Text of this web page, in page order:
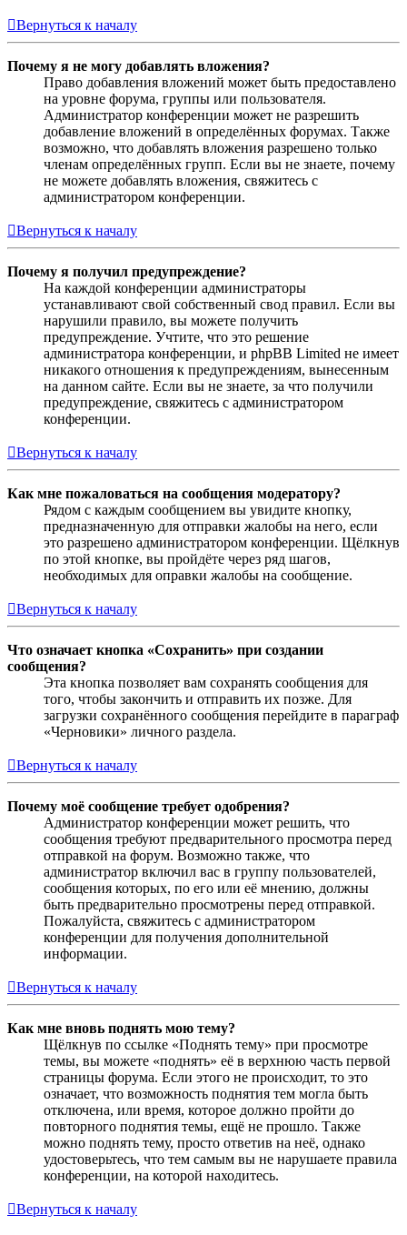
Вернуться к началу
Почему я не могу добавлять вложения?
Право добавления вложений может быть предоставлено
на уровне форума, группы или пользователя.
Администратор конференции может не разрешить
добавление вложений в определённых форумах. Также
возможно, что добавлять вложения разрешено только
членам определённых групп. Если вы не знаете, почему
не можете добавлять вложения, свяжитесь с
администратором конференции.
Вернуться к началу
Почему я получил предупреждение?
На каждой конференции администраторы
устанавливают свой собственный свод правил. Если вы
нарушили правило, вы можете получить
предупреждение. Учтите, что это решение
администратора конференции, и phpBB Limited не имеет
никакого отношения к предупреждениям, вынесенным
на данном сайте. Если вы не знаете, за что получили
предупреждение, свяжитесь с администратором
конференции.
Вернуться к началу
Как мне пожаловаться на сообщения модератору?
Рядом с каждым сообщением вы увидите кнопку,
предназначенную для отправки жалобы на него, если
это разрешено администратором конференции. Щёлкнув
по этой кнопке, вы пройдёте через ряд шагов,
необходимых для оправки жалобы на сообщение.
Вернуться к началу
Что означает кнопка «Сохранить» при создании
сообщения?
Эта кнопка позволяет вам сохранять сообщения для
того, чтобы закончить и отправить их позже. Для
загрузки сохранённого сообщения перейдите в параграф
«Черновики» личного раздела.
Вернуться к началу
Почему моё сообщение требует одобрения?
Администратор конференции может решить, что
сообщения требуют предварительного просмотра перед
отправкой на форум. Возможно также, что
администратор включил вас в группу пользователей,
сообщения которых, по его или её мнению, должны
быть предварительно просмотрены перед отправкой.
Пожалуйста, свяжитесь с администратором
конференции для получения дополнительной
информации.
Вернуться к началу
Как мне вновь поднять мою тему?
Щёлкнув по ссылке «Поднять тему» при просмотре
темы, вы можете «поднять» её в верхнюю часть первой
страницы форума. Если этого не происходит, то это
означает, что возможность поднятия тем могла быть
отключена, или время, которое должно пройти до
повторного поднятия темы, ещё не прошло. Также
можно поднять тему, просто ответив на неё, однако
удостоверьтесь, что тем самым вы не нарушаете правила
конференции, на которой находитесь.
Вернуться к началу